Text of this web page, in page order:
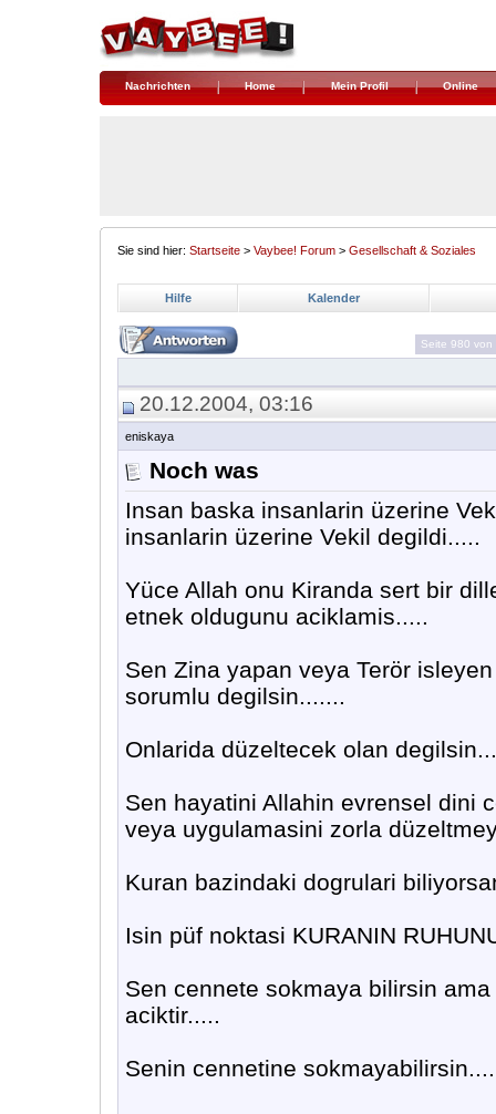
Nachrichten Home Mein Profil Online
Sie sind hier: Startseite > Vaybee! Forum > Gesellschaft & Soziales
Hilfe Kalender
Seite 980 von
20.12.2004, 03:16
eniskaya
Noch was
Insan baska insanlarin üzerine
insanlarin üzerine Vekil degildi.....
Yüce Allah onu Kiranda sert bir
etnek oldugunu aciklamis.....
Sen Zina yapan veya Terör
sorumlu degilsin.......
Onlarida düzeltecek olan
Sen hayatini Allahin evrensel dini
veya uygulamasini zorla
Kuran bazindaki dogrulari
Isin püf noktasi KURANIN
Sen cennete sokmaya bilirsin
aciktir.....
Senin cennetine sokmayabilirsin....